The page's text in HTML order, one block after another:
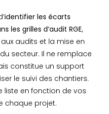
identifier les écarts
les grilles d’audit RGE,
audits et la mise en
secteur. Il ne remplace
constitue un support
le suivi des chantiers.
liste en fonction de vos
chaque projet.